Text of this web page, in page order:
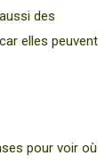
des
elles peuvent
pour voir où